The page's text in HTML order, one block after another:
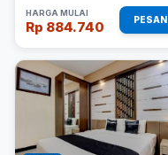
HARGA MULAI
Rp 884.740 PESAN